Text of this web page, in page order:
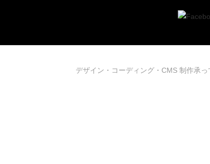
デザイン・コーディング・CMS 制作承っ